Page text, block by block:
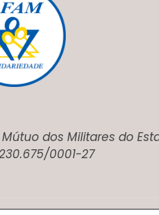
dos Militares do
0001-27